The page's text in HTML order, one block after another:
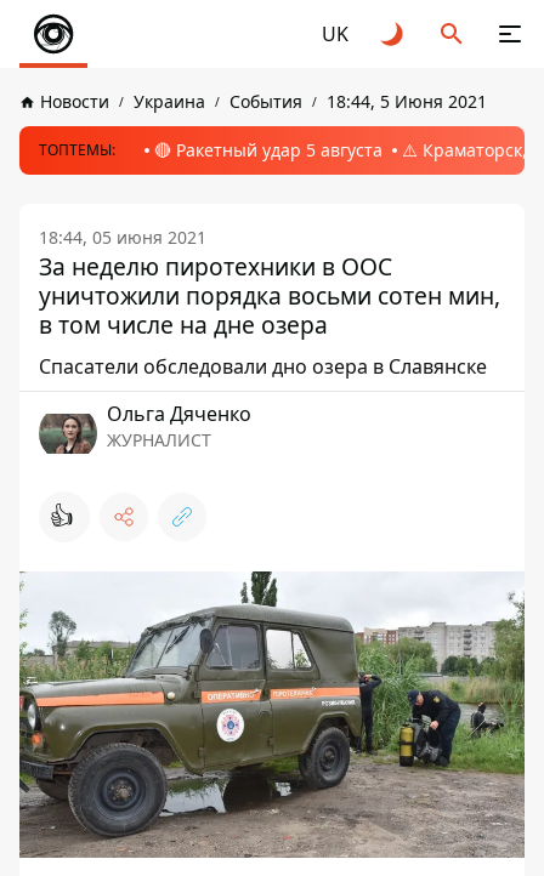
UK
Новости Украина События 18:44, 5 Июня 2021
ТОПТЕМЫ: 🔴 Ракетный удар 5 августа ⚠️ Краматорск,
18:44, 05 июня 2021
За неделю пиротехники в ООС
уничтожили порядка восьми сотен мин,
в том числе на дне озера
Спасатели обследовали дно озера в Славянске
Ольга Дяченко
ЖУРНАЛИСТ
👍